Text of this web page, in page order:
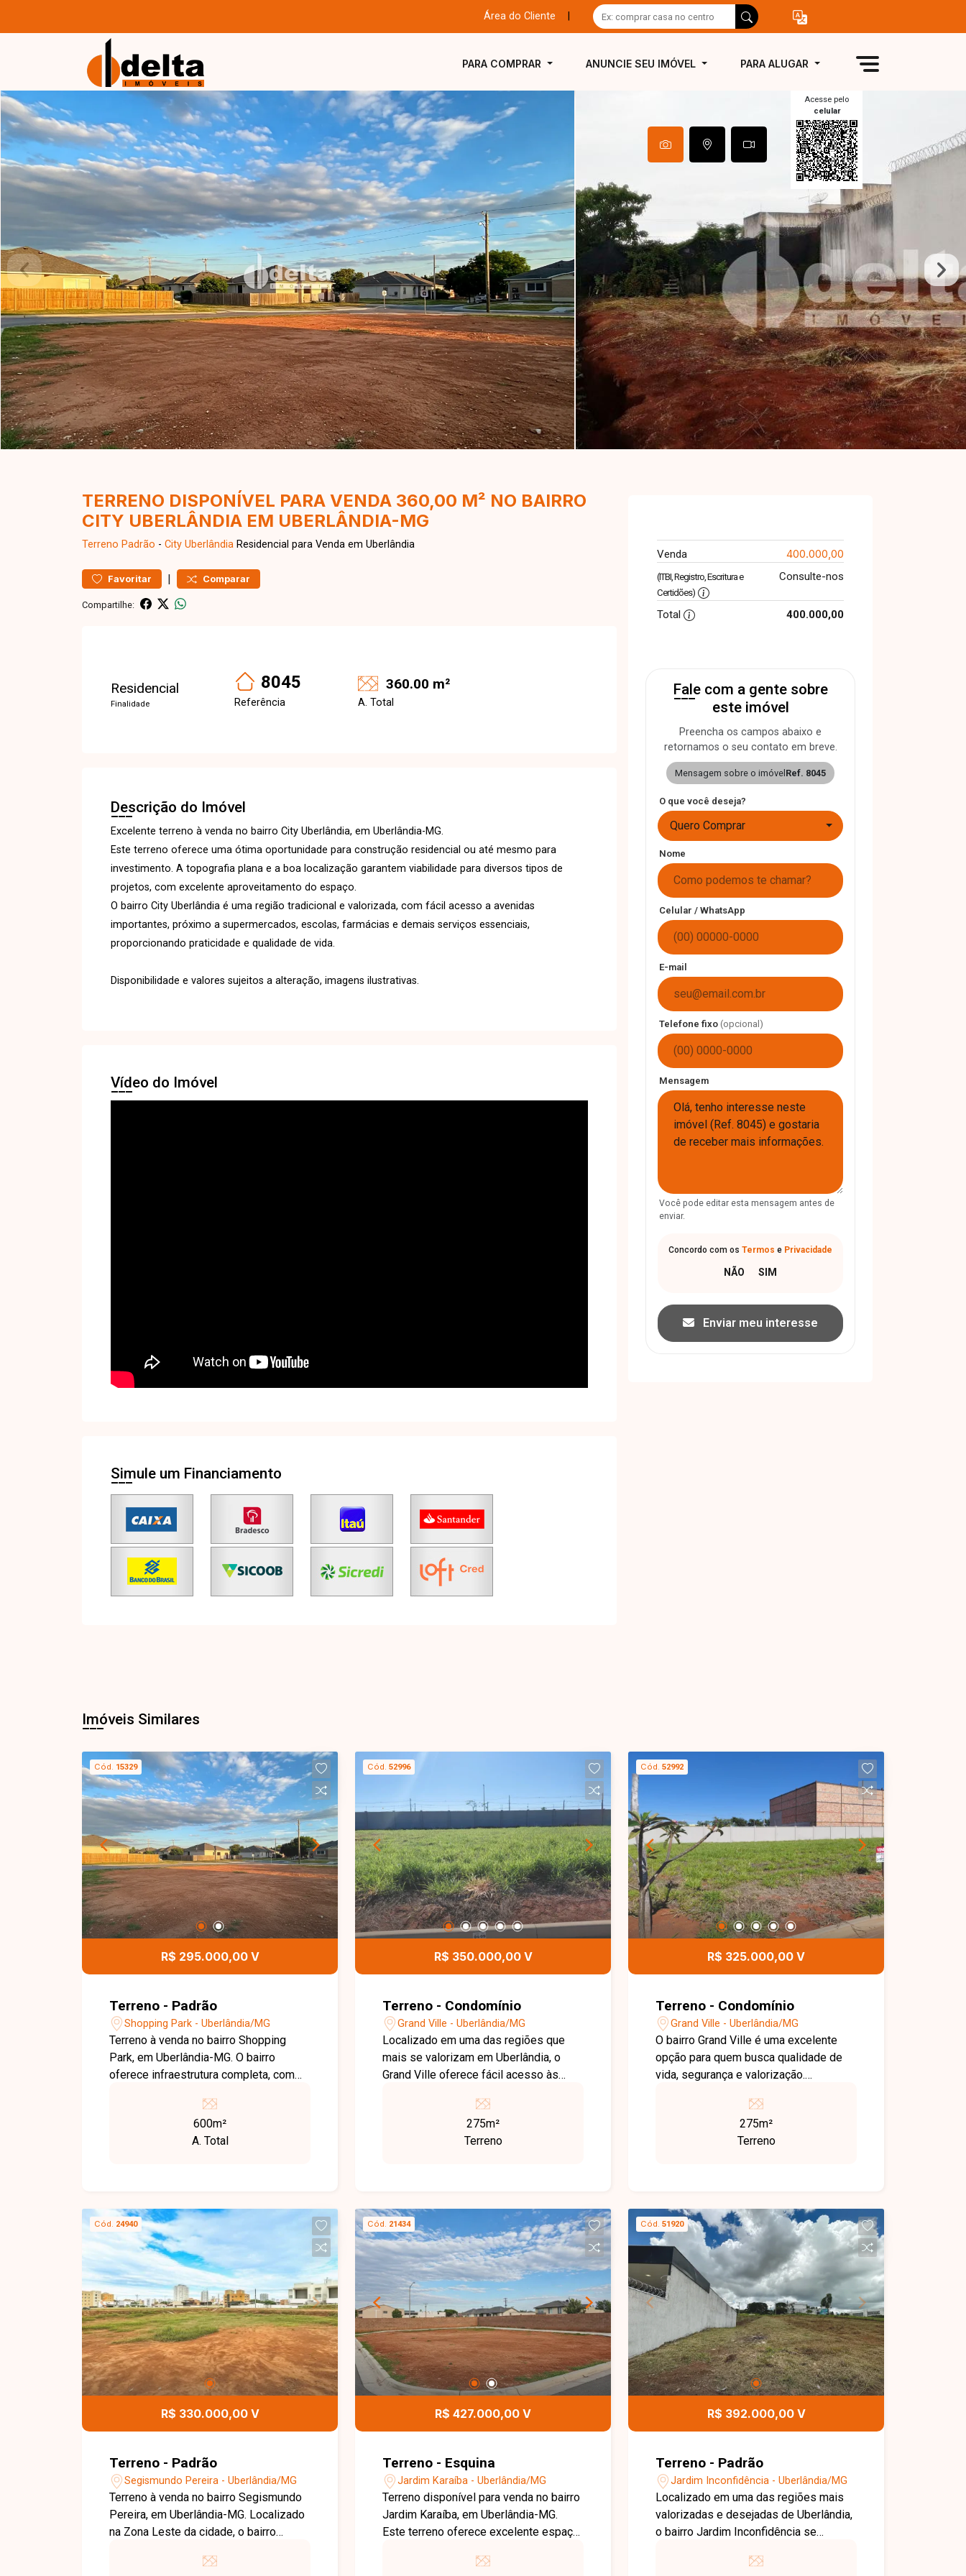
Área do Cliente
PARA COMPRAR ANUNCIE SEU IMÓVEL PARA ALUGAR
Acesse pelo
celular
TERRENO DISPONÍVEL PARA VENDA 360,00 M² NO BAIRRO
CITY UBERLÂNDIA EM UBERLÂNDIA-MG
Terreno Padrão - City Uberlândia Residencial para Venda em Uberlândia
Favoritar | Comparar
Compartilhe:
Residencial
Finalidade
8045
Referência
360.00 m²
A. Total
Descrição do Imóvel
Excelente terreno à venda no bairro City Uberlândia, em Uberlândia-MG.
Este terreno oferece uma ótima oportunidade para construção residencial ou até mesmo para
investimento. A topografia plana e a boa localização garantem viabilidade para diversos tipos de
projetos, com excelente aproveitamento do espaço.
O bairro City Uberlândia é uma região tradicional e valorizada, com fácil acesso a avenidas
importantes, próximo a supermercados, escolas, farmácias e demais serviços essenciais,
proporcionando praticidade e qualidade de vida.
Disponibilidade e valores sujeitos a alteração, imagens ilustrativas.
Vídeo do Imóvel
Simule um Financiamento
Venda 400.000,00
(ITBI, Registro, Escritura e
Certidões)
Consulte-nos
Total 400.000,00
Fale com a gente sobre
este imóvel
Preencha os campos abaixo e
retornamos o seu contato em breve.
Mensagem sobre o imóvel Ref. 8045
O que você deseja?
Quero Comprar
Nome
Celular / WhatsApp
E-mail
Telefone fixo (opcional)
Mensagem
Você pode editar esta mensagem antes de
enviar.
Concordo com os Termos e Privacidade
Enviar meu interesse
Imóveis Similares
Cód. 15329
R$ 295.000,00 V
Terreno - Padrão
Shopping Park - Uberlândia/MG
Terreno à venda no bairro Shopping
Park, em Uberlândia-MG. O bairro
oferece infraestrutura completa, com
eficiente e coleta de lixo regular. Além
disso, conta com escolas, unidades de
saúde, comércio variado e áreas
com fácil acesso a importantes vias da
cidade, facilitando a mobilidade para
outras regiões. Ideal para investidores
e construtores que buscam um local
estratégico para desenvolvimento de
projetos residenciais ou comerciais.
Disponibilidade e valores sujeitos a
alteração.
600m²
A. Total
Cód. 52996
R$ 350.000,00 V
Terreno - Condomínio
Grand Ville - Uberlândia/MG
Localizado em uma das regiões que
mais se valorizam em Uberlândia, o
Grand Ville oferece fácil acesso às
próximo a comércios, serviços e
conveniências. É uma excelente opção
para quem deseja construir em um
de área total, medindo 11 metros de
frente e fundos e 25 metros nas
laterais, proporcionando excelente
aproveitamento para diversos projetos
arquitetônicos. A topografia plana
facilita a construção e reduz custos
com terraplenagem, tornando este
terreno uma excelente oportunidade
para morar ou investir. Entre em contato
com a Delta Imóveis para mais
informações e agende sua visita.
apresentar todos os detalhes deste
275m²
Terreno
Cód. 52992
R$ 325.000,00 V
Terreno - Condomínio
Grand Ville - Uberlândia/MG
O bairro Grand Ville é uma excelente
opção para quem busca qualidade de
vida, segurança e valorização.
crescimento, oferece fácil acesso às
principais vias da cidade e reúne
tranquilidade, infraestrutura e excelente
por 25 metros nas laterais. Lote plano,
ideal para a construção de um projeto
residencial, proporcionando excelente
aproveitamento do terreno em um
condomínio que oferece segurança e
conforto para toda a família. Entre em
contato com a Delta Imóveis e agende
um atendimento. Nossa equipe está
pronta para apresentar todos os
detalhes deste imóvel e auxiliar você
na realização de um excelente
275m²
Terreno
Cód. 24940
R$ 330.000,00 V
Terreno - Padrão
Segismundo Pereira - Uberlândia/MG
Terreno à venda no bairro Segismundo
Pereira, em Uberlândia-MG. Localizado
na Zona Leste da cidade, o bairro
incluindo ruas asfaltadas, iluminação
Cód. 21434
R$ 427.000,00 V
Terreno - Esquina
Jardim Karaíba - Uberlândia/MG
Terreno disponível para venda no bairro
Jardim Karaíba, em Uberlândia-MG.
Este terreno oferece excelente espaço
residenciais amplos ou
Cód. 51920
R$ 392.000,00 V
Terreno - Padrão
Jardim Inconfidência - Uberlândia/MG
Localizado em uma das regiões mais
valorizadas e desejadas de Uberlândia,
o bairro Jardim Inconfidência se
segurança e proximidade com áreas